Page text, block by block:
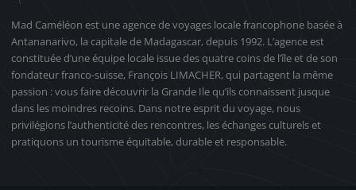
Mad Caméléon est une agence de voyages locale francophone basée à
Antananarivo, la capitale de Madagascar, depuis 1992. L’agence est
constituée d’une équipe locale issue des quatre coins de l’île et de son
fondateur franco-suisse, François LIMACHER, qui partagent la même
passion : vous faire découvrir la Grande Ile qu’ils connaissent jusque
dans les moindres recoins. Dans notre esprit du voyage, nous
privilégions l’authenticité des rencontres, les échanges culturels et
pratiquons un tourisme équitable, durable et responsable.